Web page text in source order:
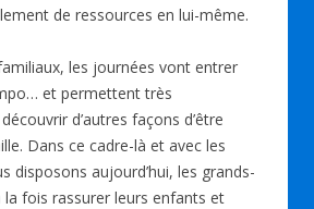
de ressources en lui-même.
les journées vont entrer
et permettent très
d’autres façons d’être
Dans ce cadre-là et avec les
disposons aujourd’hui, les grands-
fois rassurer leurs enfants et